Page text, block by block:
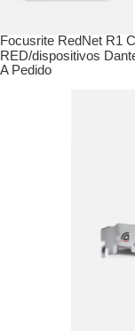
Focusrite RedNet R1
RED/dispositivos
A Pedido